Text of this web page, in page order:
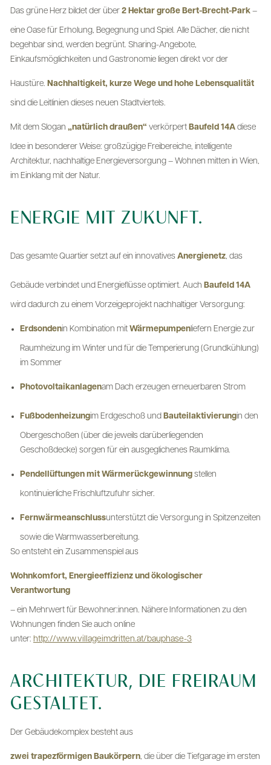
Das grüne Herz bildet der über 2 Hektar große Bert-Brecht-Park –
eine Oase für Erholung, Begegnung und Spiel. Alle Dächer, die nicht
begehbar sind, werden begrünt. Sharing-Angebote,
Einkaufsmöglichkeiten und Gastronomie liegen direkt vor der
Haustüre. Nachhaltigkeit, kurze Wege und hohe Lebensqualität
sind die Leitlinien dieses neuen Stadtviertels.
Mit dem Slogan „natürlich draußen“ verkörpert Baufeld 14A diese
Idee in besonderer Weise: großzügige Freibereiche, intelligente
Architektur, nachhaltige Energieversorgung – Wohnen mitten in Wien,
im Einklang mit der Natur.
ENERGIE MIT ZUKUNFT.
Das gesamte Quartier setzt auf ein innovatives Anergienetz, das
Gebäude verbindet und Energieflüsse optimiert. Auch Baufeld 14A
wird dadurch zu einem Vorzeigeprojekt nachhaltiger Versorgung:
Erdsondenin Kombination mit Wärmepumpenliefern Energie zur
Raumheizung im Winter und für die Temperierung (Grundkühlung)
im Sommer
Photovoltaikanlagenam Dach erzeugen erneuerbaren Strom
Fußbodenheizungim Erdgeschoß und Bauteilaktivierungin den
Obergeschoßen (über die jeweils darüberliegenden
Geschoßdecke) sorgen für ein ausgeglichenes Raumklima.
Pendellüftungen mit Wärmerückgewinnung stellen
kontinuierliche Frischluftzufuhr sicher.
Fernwärmeanschlussunterstützt die Versorgung in Spitzenzeiten
sowie die Warmwasserbereitung.
So entsteht ein Zusammenspiel aus
Wohnkomfort, Energieeffizienz und ökologischer
Verantwortung
– ein Mehrwert für Bewohner:innen. Nähere Informationen zu den
Wohnungen finden Sie auch online
unter: http://www.villageimdritten.at/bauphase-3
ARCHITEKTUR, DIE FREIRAUM
GESTALTET.
Der Gebäudekomplex besteht aus
zwei trapezförmigen Baukörpern, die über die Tiefgarage im ersten